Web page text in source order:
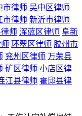
市律师 吴中区律师
市律师 新沂市律师
师 浑蓝区律师 阜新
环翠区律师 胶州市
兖州区律师 万荣县
矿区律师 小店区律
江县律师 霍邱县律